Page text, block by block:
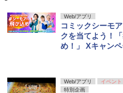
Web/アプリ
コミックシーモ
クを当てよう！
め！」 Xキャン
Web/アプリ
イベント
特別企画